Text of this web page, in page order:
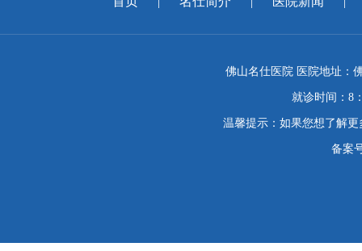
佛山名仕医院 医院地址：
就诊时间：8
温馨提示：如果您想了解
备案